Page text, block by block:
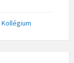
Kollégium